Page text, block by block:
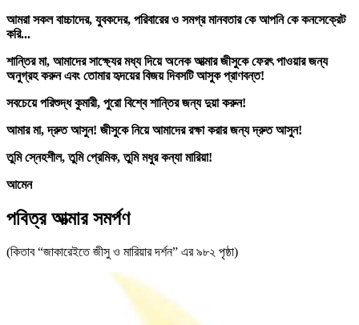
আমরা সকল বাচ্চাদের, যুবকদের, পরিবারের ও সমগ্র মানবতার কে আপনি কে কনসেক্রেট
করি...
শান্তির মা, আমাদের সাক্ষ্যের মধ্য দিয়ে অনেক আত্মার জীসুকে ফেরৎ পাওয়ার জন্য
অনুগ্রহ করুন এবং তোমার হৃদয়ের বিজয় দিবসটি আসুক প্রাণবন্ত!
সবচেয়ে পরিশুদ্ধ কুমারী, পুরো বিশ্বে শান্তির জন্য দুয়া করুন!
আমার মা, দ্রুত আসুন! জীসুকে নিয়ে আমাদের রক্ষা করার জন্য দ্রুত আসুন!
তুমি স্নেহশীল, তুমি প্রেমিক, তুমি মধুর কন্যা মারিয়া!
আমেন
পবিত্র আত্মার সমর্পণ
(কিতাব “জাকারেইতে জীসু ও মারিয়ার দর্শন” এর ৯৮২ পৃষ্ঠা)